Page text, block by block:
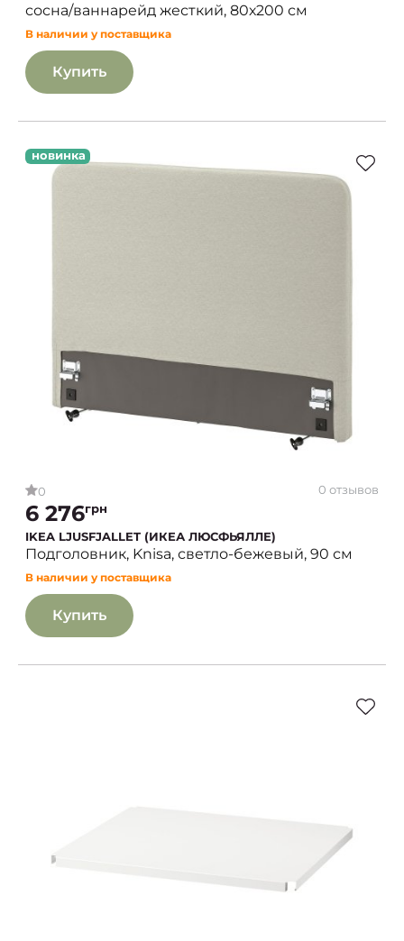
сосна/ваннарейд жесткий, 80х200 см
В наличии у поставщика
Купить
новинка
0 0 отзывов
6 276грн
IKEA LJUSFJALLET (ИКЕА ЛЮСФЬЯЛЛЕ)
Подголовник, Knisa, светло-бежевый, 90 см
В наличии у поставщика
Купить